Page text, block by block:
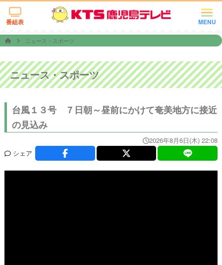
MENU
番組表
ニュース・スポーツ
ニュース・スポーツ
台風１３号 ７日朝～昼前にかけて奄美地方に接近
の見込み
2026年8月6日(木) 22:08
シェア